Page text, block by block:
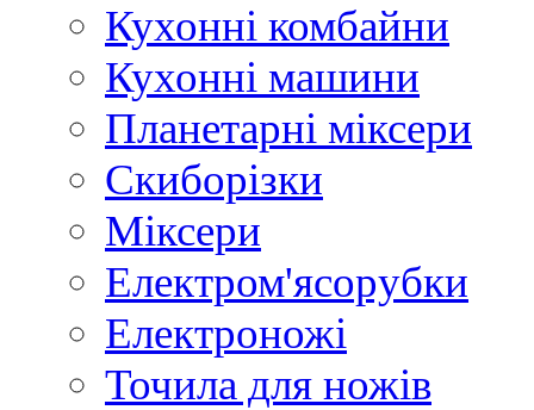
Кухонні комбайни
Кухонні машини
Планетарні міксери
Скиборізки
Міксери
Електром'ясорубки
Електроножі
Точила для ножів